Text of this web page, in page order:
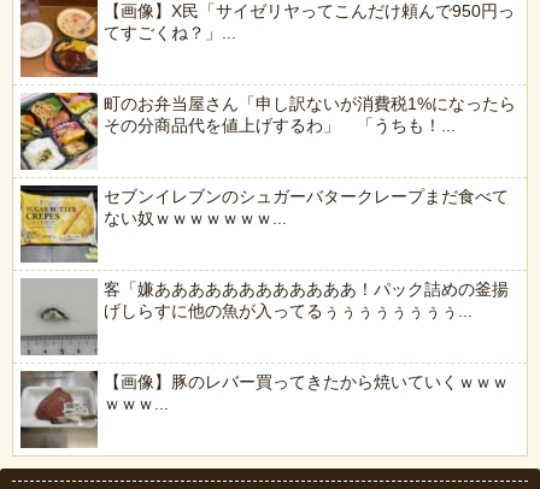
【画像】X民「サイゼリヤってこんだけ頼んで950円っ
てすごくね？」...
町のお弁当屋さん「申し訳ないが消費税1%になったら
その分商品代を値上げするわ」 「うちも！...
セブンイレブンのシュガーバタークレープまだ食べて
ない奴ｗｗｗｗｗｗｗ...
客「嫌ああああああああああああ！パック詰めの釜揚
げしらすに他の魚が入ってるぅぅぅぅぅぅぅぅ...
【画像】豚のレバー買ってきたから焼いていくｗｗｗ
ｗｗｗ...